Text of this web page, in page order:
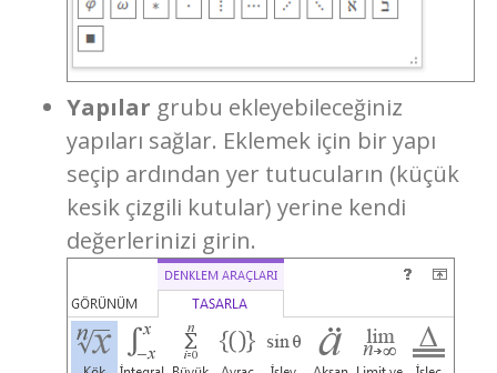
Yapılar grubu ekleyebileceğiniz
yapıları sağlar. Eklemek için bir yapı
seçip ardından yer tutucuların (küçük
kesik çizgili kutular) yerine kendi
değerlerinizi girin.